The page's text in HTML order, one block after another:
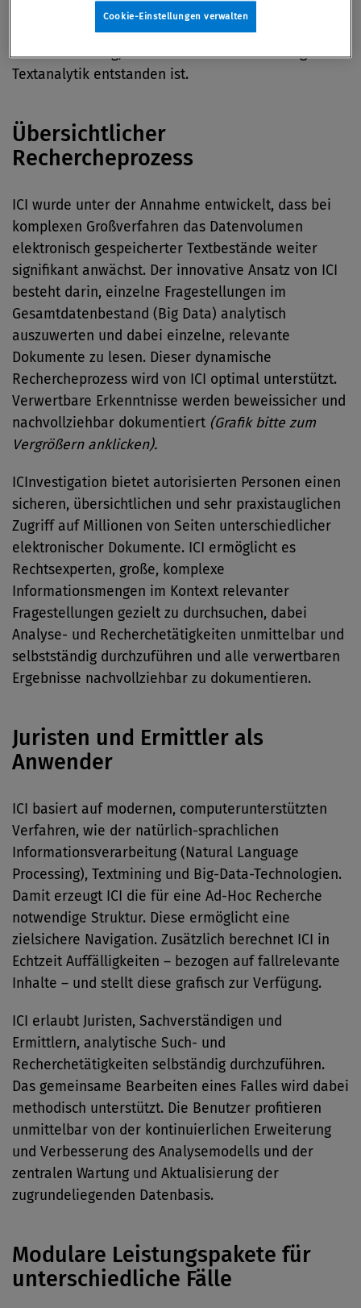
immer sinnvoll anwendbar. Intelligent Content
Investigation (ICI) geht hier einen neuen,
innovativen Weg, der aus dem Umfeld der Big-Data-
Textanalytik entstanden ist.
Übersichtlicher
Rechercheprozess
ICI wurde unter der Annahme entwickelt, dass bei
komplexen Großverfahren das Datenvolumen
elektronisch gespeicherter Textbestände weiter
signifikant anwächst. Der innovative Ansatz von ICI
besteht darin, einzelne Fragestellungen im
Gesamtdatenbestand (Big Data) analytisch
auszuwerten und dabei einzelne, relevante
Dokumente zu lesen. Dieser dynamische
Rechercheprozess wird von ICI optimal unterstützt.
Verwertbare Erkenntnisse werden beweissicher und
nachvollziehbar dokumentiert (Grafik bitte zum
Vergrößern anklicken).
ICInvestigation bietet autorisierten Personen einen
sicheren, übersichtlichen und sehr praxistauglichen
Zugriff auf Millionen von Seiten unterschiedlicher
elektronischer Dokumente. ICI ermöglicht es
Rechtsexperten, große, komplexe
Informationsmengen im Kontext relevanter
Fragestellungen gezielt zu durchsuchen, dabei
Analyse- und Recherchetätigkeiten unmittelbar und
selbstständig durchzuführen und alle verwertbaren
Ergebnisse nachvollziehbar zu dokumentieren.
Juristen und Ermittler als
Anwender
ICI basiert auf modernen, computerunterstützten
Verfahren, wie der natürlich-sprachlichen
Informationsverarbeitung (Natural Language
Processing), Textmining und Big-Data-Technologien.
Damit erzeugt ICI die für eine Ad-Hoc Recherche
notwendige Struktur. Diese ermöglicht eine
zielsichere Navigation. Zusätzlich berechnet ICI in
Echtzeit Auffälligkeiten – bezogen auf fallrelevante
Inhalte – und stellt diese grafisch zur Verfügung.
ICI erlaubt Juristen, Sachverständigen und
Ermittlern, analytische Such- und
Recherchetätigkeiten selbständig durchzuführen.
Das gemeinsame Bearbeiten eines Falles wird dabei
methodisch unterstützt. Die Benutzer profitieren
unmittelbar von der kontinuierlichen Erweiterung
und Verbesserung des Analysemodells und der
zentralen Wartung und Aktualisierung der
zugrundeliegenden Datenbasis.
Modulare Leistungspakete für
unterschiedliche Fälle
Cookie-Einstellungen verwalten